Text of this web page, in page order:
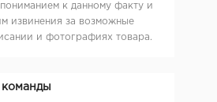
к данному факту и
извинения за возможные
и фотографиях товара.